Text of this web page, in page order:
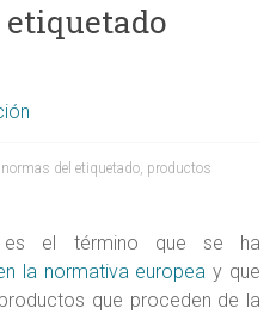
etiquetado
normas del etiquetado, productos
el término que se ha
la normativa europea y que
que proceden de la